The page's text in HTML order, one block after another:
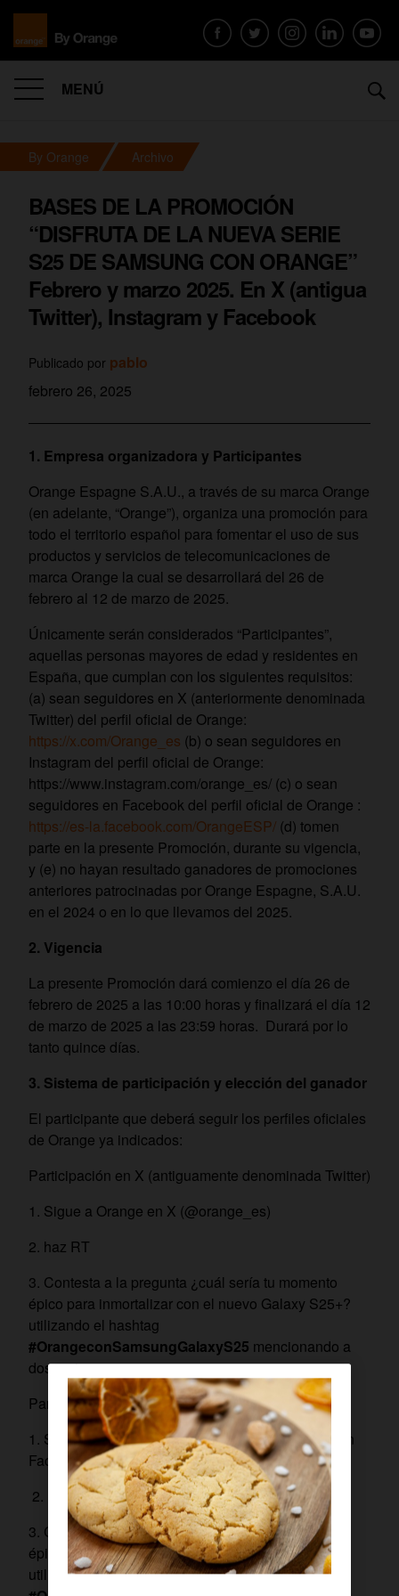
MENÚ
By Orange Archivo
BASES DE LA PROMOCIÓN
“DISFRUTA DE LA NUEVA SERIE
S25 DE SAMSUNG CON ORANGE”
Febrero y marzo 2025. En X (antigua
Twitter), Instagram y Facebook
Publicado por pablo
febrero 26, 2025
1. Empresa organizadora y Participantes
Orange Espagne S.A.U., a través de su marca Orange
(en adelante, “Orange”), organiza una promoción para
todo el territorio español para fomentar el uso de sus
productos y servicios de telecomunicaciones de
marca Orange la cual se desarrollará del 26 de
febrero al 12 de marzo de 2025.
Únicamente serán considerados “Participantes”,
aquellas personas mayores de edad y residentes en
España, que cumplan con los siguientes requisitos:
(a) sean seguidores en X (anteriormente denominada
Twitter) del perfil oficial de Orange:
https://x.com/Orange_es (b) o sean seguidores en
Instagram del perfil oficial de Orange:
https://www.instagram.com/orange_es/ (c) o sean
seguidores en Facebook del perfil oficial de Orange :
https://es-la.facebook.com/OrangeESP/ (d) tomen
parte en la presente Promoción, durante su vigencia,
y (e) no hayan resultado ganadores de promociones
anteriores patrocinadas por Orange Espagne, S.A.U.
en el 2024 o en lo que llevamos del 2025.
2. Vigencia
La presente Promoción dará comienzo el día 26 de
febrero de 2025 a las 10:00 horas y finalizará el día 12
de marzo de 2025 a las 23:59 horas. Durará por lo
tanto quince días.
3. Sistema de participación y elección del ganador
El participante que deberá seguir los perfiles oficiales
de Orange ya indicados:
Participación en X (antiguamente denominada Twitter)
1. Sigue a Orange en X (@orange_es)
2. haz RT
3. Contesta a la pregunta ¿cuál sería tu momento
épico para inmortalizar con el nuevo Galaxy S25+?
utilizando el hashtag
#OrangeconSamsungGalaxyS25 mencionando a
dos amigos.
Participación en Instagram y Facebook
1. Sigue a Orange en Instagram (@orange_es) o en
Facebook (@OrangeESP)
2. Danos un “Me gusta” a esta publicación
3. Contesta a la pregunta ¿cuál sería tu momento
épico para inmortalizar con el nuevo Galaxy S25+
utilizando el hashtag